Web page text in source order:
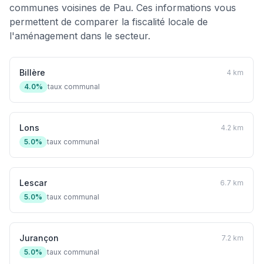
communes voisines de Pau. Ces informations vous
permettent de comparer la fiscalité locale de
l'aménagement dans le secteur.
Billère
4 km
4.0% taux communal
Lons
4.2 km
5.0% taux communal
Lescar
6.7 km
5.0% taux communal
Jurançon
7.2 km
5.0% taux communal